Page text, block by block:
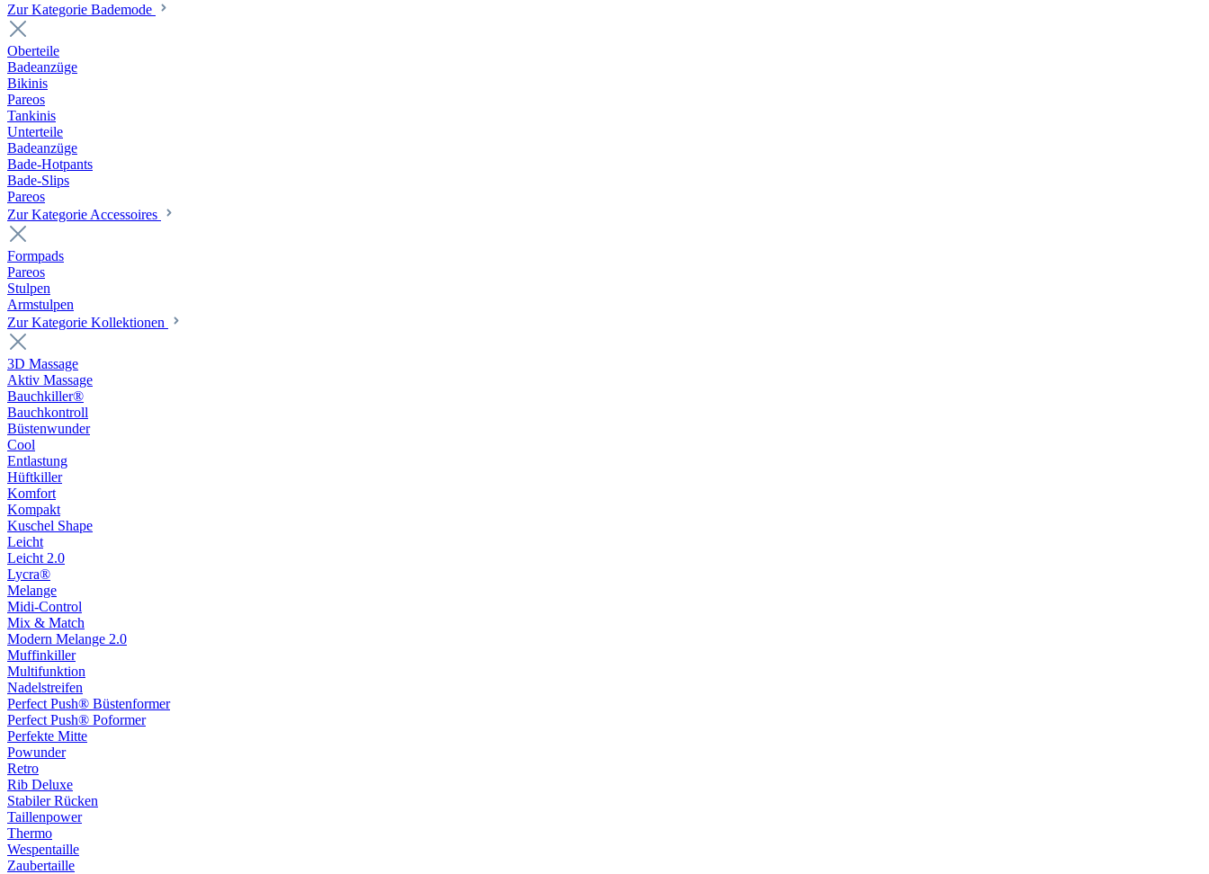
Zur Kategorie Bademode
Oberteile
Badeanzüge
Bikinis
Pareos
Tankinis
Unterteile
Badeanzüge
Bade-Hotpants
Bade-Slips
Pareos
Zur Kategorie Accessoires
Formpads
Pareos
Stulpen
Armstulpen
Zur Kategorie Kollektionen
3D Massage
Aktiv Massage
Bauchkiller®
Bauchkontroll
Büstenwunder
Cool
Entlastung
Hüftkiller
Komfort
Kompakt
Kuschel Shape
Leicht
Leicht 2.0
Lycra®
Melange
Midi-Control
Mix & Match
Modern Melange 2.0
Muffinkiller
Multifunktion
Nadelstreifen
Perfect Push® Büstenformer
Perfect Push® Poformer
Perfekte Mitte
Powunder
Retro
Rib Deluxe
Stabiler Rücken
Taillenpower
Thermo
Wespentaille
Zaubertaille